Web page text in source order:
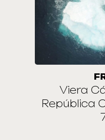
Viera
República